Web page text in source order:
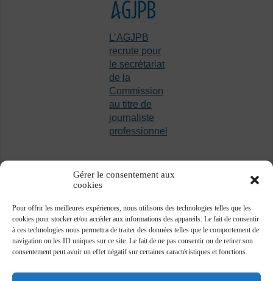
Gérer le consentement aux
cookies
Pour offrir les meilleures expériences, nous utilisons des technologies telles que les
cookies pour stocker et/ou accéder aux informations des appareils. Le fait de consentir
à ces technologies nous permettra de traiter des données telles que le comportement de
navigation ou les ID uniques sur ce site. Le fait de ne pas consentir ou de retirer son
consentement peut avoir un effet négatif sur certaines caractéristiques et fonctions.
L’AGJPB
recrute pour
le secrétariat
de la
Commission
au titre de
journaliste
professionnel